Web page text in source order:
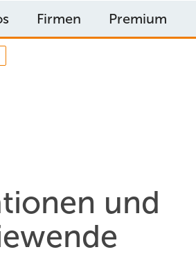
Firmen Premium
und